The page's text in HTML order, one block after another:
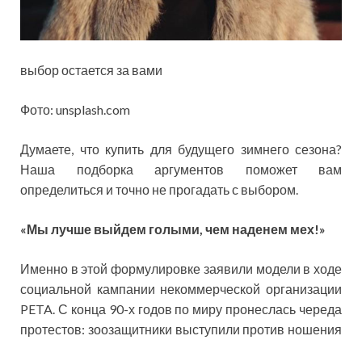
выбор остается за вами
Фото: unsplash.com
Думаете, что купить для будущего зимнего сезона?
Наша подборка аргументов поможет вам
определиться и точно не прогадать с выбором.
«Мы лучше выйдем голыми, чем наденем мех!»
Именно в этой формулировке заявили модели в ходе
социальной кампании некоммерческой организации
PETA. С конца 90-х годов по миру пронеслась череда
протестов: зоозащитники выступили против ношения